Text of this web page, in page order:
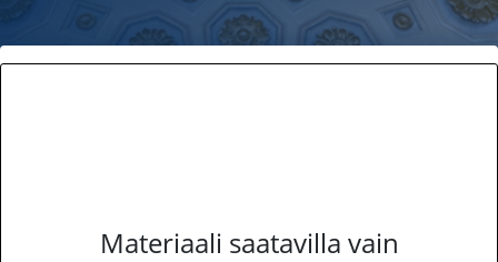
Materiaali saatavilla vain